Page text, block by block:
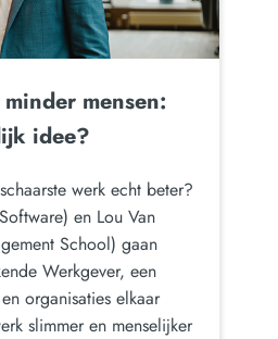
mensen:
idee?
werk echt beter?
en Lou Van
School) gaan
Werkgever, een
organisaties elkaar
slimmer en menselijker